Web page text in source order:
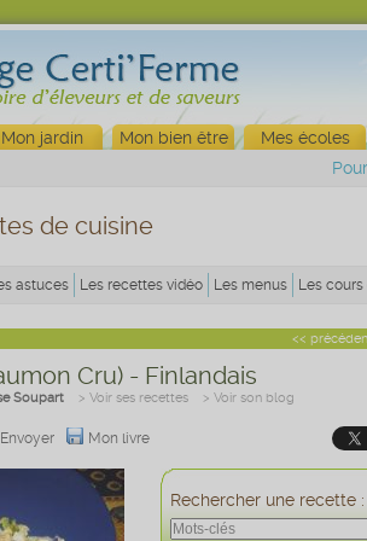
Mon jardin Mon bien être Mes écoles
de cuisine
astuces Les recettes vidéo Les menus Les
<<
Cru) - Finlandais
Soupart > Voir ses recettes > Voir son blog
Envoyer Mon livre
Rechercher une recette :